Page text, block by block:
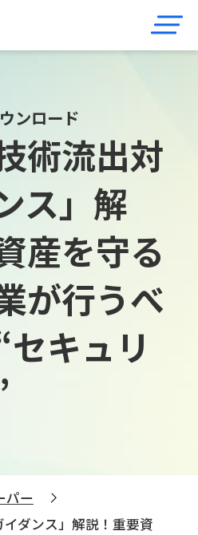
ンロード
術流出対
ス」解
産を守る
が行うべ
キュリ
パー
ダンス」解説！重要資